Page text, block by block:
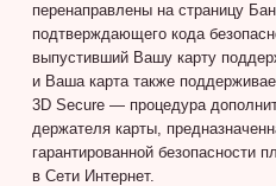
перенаправлены на страницу
подтверждающего кода
выпустивший Вашу карту
и Ваша карта также
3D Secure — процедура
держателя карты,
гарантированной безопасности
в Сети Интернет.